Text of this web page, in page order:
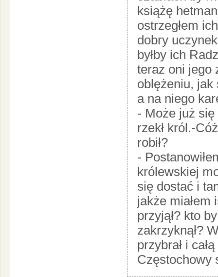
książę
ostrzegłem
dobry
byłby ich
teraz oni jego
oblężeniu, jak
a na niego
- Może już się
rzekł król.-
robił?
-
królewskiej
się dostać i
jakże miałem
przyjął? kto
zakrzyknął?
przybrał i
Częstochowy